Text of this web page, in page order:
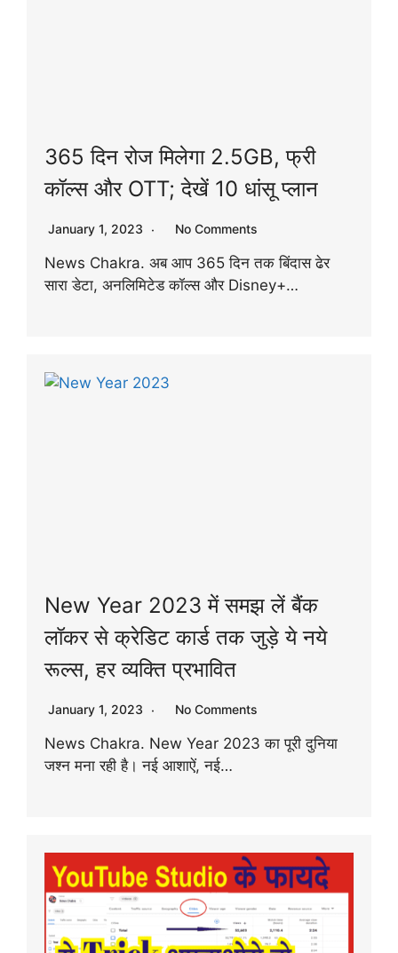
365 दिन रोज मिलेगा 2.5GB, फ्री
कॉल्स और OTT; देखें 10 धांसू प्लान
January 1, 2023 No Comments
News Chakra. अब आप 365 दिन तक बिंदास ढेर
सारा डेटा, अनलिमिटेड कॉल्स और Disney+…
New Year 2023 में समझ लें बैंक
लॉकर से क्रेडिट कार्ड तक जुड़े ये नये
रूल्स, हर व्यक्ति प्रभावित
January 1, 2023 No Comments
News Chakra. New Year 2023 का पूरी दुनिया
जश्न मना रही है। नई आशाऐं, नई…